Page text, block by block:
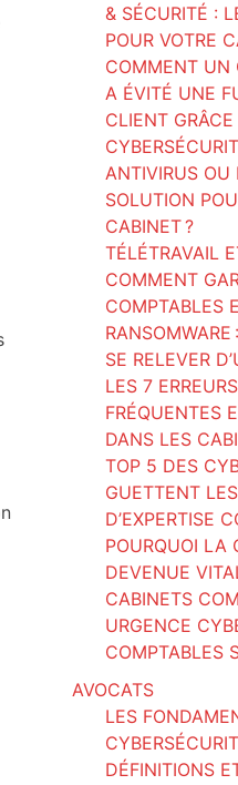
& SÉCURITÉ :
POUR VOTRE
COMMENT UN
A ÉVITÉ UNE
CLIENT
ANTIVIRUS OU
SOLUTION
CABINET ?
TÉLÉTRAVAIL
COMMENT
COMPTABLES
SE RELEVER
LES 7
FRÉQUENTES
DANS LES
TOP 5 DES
GUETTENT
D’EXPERTISE
POURQUOI LA
DEVENUE
CABINETS
URGENCE
COMPTABLES
AVOCATS
LES
DÉFINITIONS